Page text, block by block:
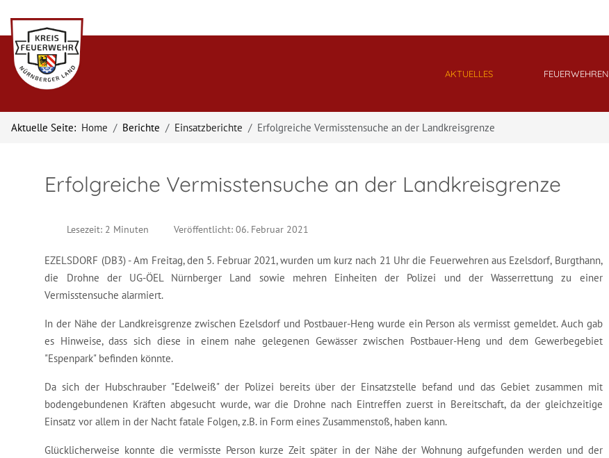
AKTUELLES FEUERWEHREN
Aktuelle Seite: Home Berichte Einsatzberichte Erfolgreiche Vermisstensuche an der Landkreisgrenze
Erfolgreiche Vermisstensuche an der Landkreisgrenze
Lesezeit: 2 Minuten Veröffentlicht: 06. Februar 2021
EZELSDORF (DB3) - Am Freitag, den 5. Februar 2021, wurden um kurz nach 21 Uhr die Feuerwehren aus Ezelsdorf, Burgthann,
die Drohne der UG-ÖEL Nürnberger Land sowie mehren Einheiten der Polizei und der Wasserrettung zu einer
Vermisstensuche alarmiert.
In der Nähe der Landkreisgrenze zwischen Ezelsdorf und Postbauer-Heng wurde ein Person als vermisst gemeldet. Auch gab
es Hinweise, dass sich diese in einem nahe gelegenen Gewässer zwischen Postbauer-Heng und dem Gewerbegebiet
"Espenpark" befinden könnte.
Da sich der Hubschrauber "Edelweiß" der Polizei bereits über der Einsatzstelle befand und das Gebiet zusammen mit
bodengebundenen Kräften abgesucht wurde, war die Drohne nach Eintreffen zuerst in Bereitschaft, da der gleichzeitige
Einsatz vor allem in der Nacht fatale Folgen, z.B. in Form eines Zusammenstoß, haben kann.
Glücklicherweise konnte die vermisste Person kurze Zeit später in der Nähe der Wohnung aufgefunden werden und der